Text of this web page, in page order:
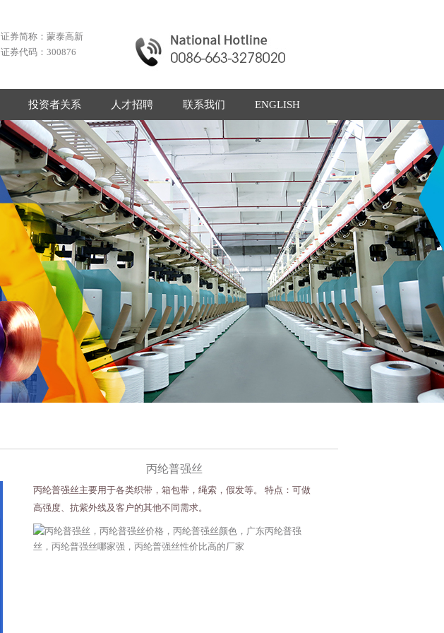
证券简称：蒙泰高新
证券代码：300876
投资者关系 人才招聘 联系我们 ENGLISH
丙纶普强丝
丙纶普强丝主要用于各类织带，箱包带，绳索，假发等。 特点：可做
高强度、抗紫外线及客户的其他不同需求。